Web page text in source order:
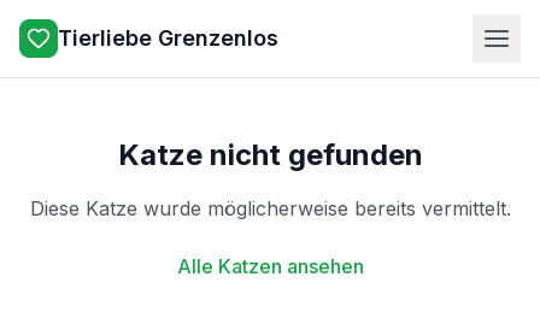
Tierliebe Grenzenlos
Katze nicht gefunden
Diese Katze wurde möglicherweise bereits vermittelt.
Alle Katzen ansehen